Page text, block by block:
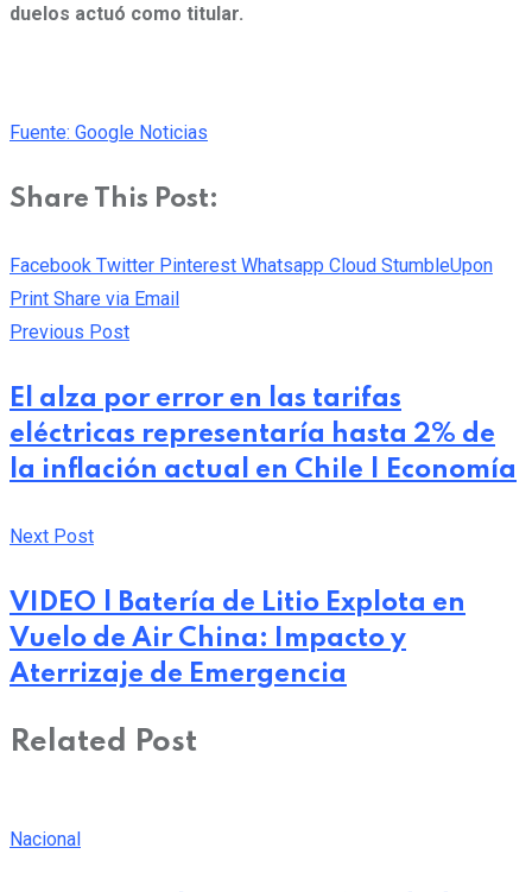
duelos actuó como titular.
Fuente: Google Noticias
Share This Post:
Facebook Twitter Pinterest Whatsapp Cloud StumbleUpon
Print Share via Email
Previous Post
El alza por error en las tarifas
eléctricas representaría hasta 2% de
la inflación actual en Chile | Economía
Next Post
VIDEO | Batería de Litio Explota en
Vuelo de Air China: Impacto y
Aterrizaje de Emergencia
Related Post
Nacional